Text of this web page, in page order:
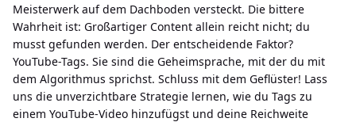
Meisterwerk auf dem Dachboden versteckt. Die bittere
Wahrheit ist: Großartiger Content allein reicht nicht; du
musst gefunden werden. Der entscheidende Faktor?
YouTube-Tags. Sie sind die Geheimsprache, mit der du mit
dem Algorithmus sprichst. Schluss mit dem Geflüster! Lass
uns die unverzichtbare Strategie lernen, wie du Tags zu
einem YouTube-Video hinzufügst und deine Reichweite